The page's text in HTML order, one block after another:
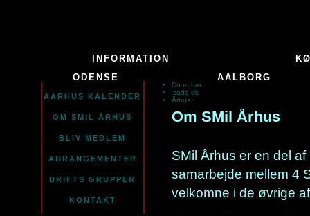
INFORMATION
ODENSE
AALBORG
AARHUS KALENDER
OM SMIL ÅRHUS
BLIV MEDLEM
ARRANGEMENTER
DRIFTS GRUPPER
KONTAKT
Du er her:
sado.dk
Århus
Om SMil Århus
SMil Århus er en del
samarbejde mellem 4
velkomne i de øvrige